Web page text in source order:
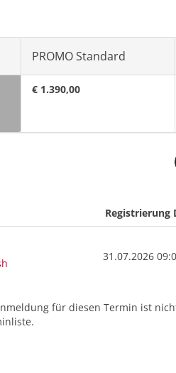
PROMO Standard
€ 1.390,00
Registrierung
31.07.2026
für diesen Termin ist